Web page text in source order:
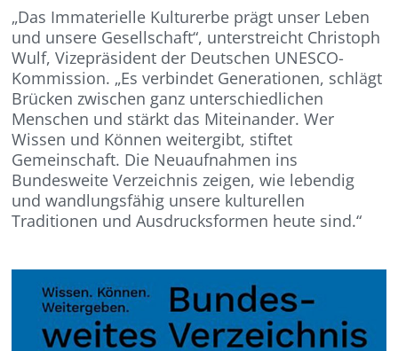
„Das Immaterielle Kulturerbe prägt unser Leben
und unsere Gesellschaft“, unterstreicht Christoph
Wulf, Vizepräsident der Deutschen UNESCO-
Kommission. „Es verbindet Generationen, schlägt
Brücken zwischen ganz unterschiedlichen
Menschen und stärkt das Miteinander. Wer
Wissen und Können weitergibt, stiftet
Gemeinschaft. Die Neuaufnahmen ins
Bundesweite Verzeichnis zeigen, wie lebendig
und wandlungsfähig unsere kulturellen
Traditionen und Ausdrucksformen heute sind.“